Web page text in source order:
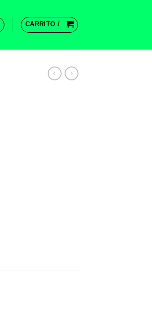
CARRITO /